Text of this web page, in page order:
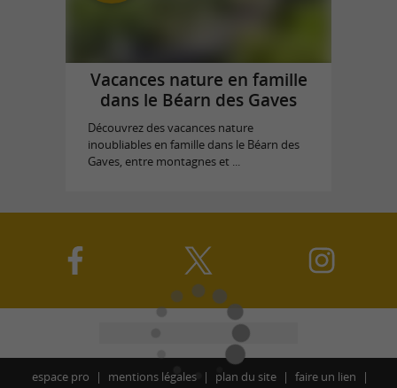
Vacances nature en famille
dans le Béarn des Gaves
Découvrez des vacances nature
inoubliables en famille dans le Béarn des
Gaves, entre montagnes et ...
espace pro mentions légales plan du site faire un lien